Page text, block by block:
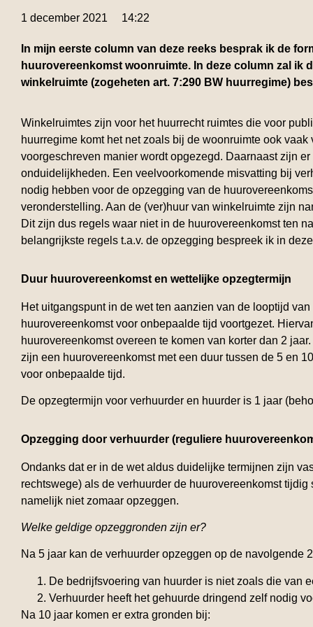
1 december 2021 14:22
In mijn eerste column van deze reeks besprak ik de
huurovereenkomst woonruimte. In deze column zal
winkelruimte (zogeheten art. 7:290 BW huurregime)
Winkelruimtes zijn voor het huurrecht ruimtes die voor
huurregime komt het net zoals bij de woonruimte ook
voorgeschreven manier wordt opgezegd. Daarnaast zijn
onduidelijkheden. Een veelvoorkomende misvatting bij
nodig hebben voor de opzegging van de
veronderstelling. Aan de (ver)huur van winkelruimte zijn
Dit zijn dus regels waar niet in de huurovereenkomst ten
belangrijkste regels t.a.v. de opzegging bespreek ik in
Duur huurovereenkomst en wettelijke opzegtermijn
Het uitgangspunt in de wet ten aanzien van de looptijd
huurovereenkomst voor onbepaalde tijd voortgezet.
huurovereenkomst overeen te komen van korter dan 2
zijn een huurovereenkomst met een duur tussen de 5 en
voor onbepaalde tijd.
De opzegtermijn voor verhuurder en huurder is 1 jaar
Opzegging door verhuurder (reguliere
Ondanks dat er in de wet aldus duidelijke termijnen zijn
rechtswege) als de verhuurder de huurovereenkomst
namelijk niet zomaar opzeggen.
Welke geldige opzeggronden zijn er?
Na 5 jaar kan de verhuurder opzeggen op de navolgende
De bedrijfsvoering van huurder is niet zoals die van
Verhuurder heeft het gehuurde dringend zelf nodig
Na 10 jaar komen er extra gronden bij: